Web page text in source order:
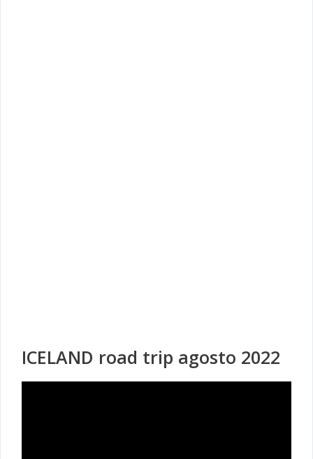
ICELAND road trip agosto 2022